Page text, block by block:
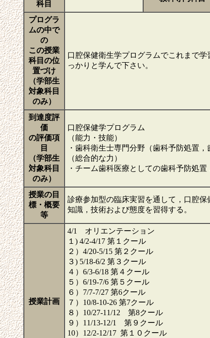
科目
プログラ
ムの中で
の
この授業
科目の位
置づけ
（学部生
対象科目
のみ）
口腔保健衛生学プログラムでこれまで
っかりと学んで下さい。
到達度評
価
の評価項
目
（学部生
対象科目
のみ）
口腔保健学プログラム
（能力・技能）
・歯科衛生士専門分野（歯科予防処置
（総合的な力）
・チーム歯科医療としての歯科予防処
授業の目
標・概要
等
診療参加型の臨床実習を通して，口腔
知識，技術および態度を習得する。
授業計画
4/1 オリエンテーション
１) 4/2-4/17 第１クール
２）4/20-5/15 第２クール
３) 5/18-6/2 第３クール
４）6/3-6/18 第４クール
５）6/19-7/6 第５クール
６）7/7-7/27 第6クール
７）10/8-10-26 第7クール
８）10/27-11/12 第8クール
９）11/13-12/1 第９クール
10）12/2-12/17 第１０クール